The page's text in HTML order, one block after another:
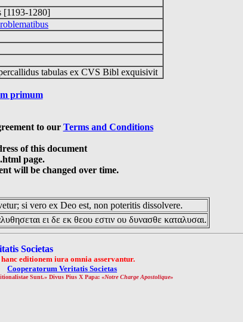
[1193-1280]
tabulas ex CVS Bibl exquisivit
primum
to our Terms and Conditions
of this document
page.
will be changed over time.
si vero ex Deo est, non poteritis dissolvere.
ει δε εκ θεου εστιν ου δυνασθε καταλυσαι.
Societas
editionem iura omnia asservantur.
Cooperatorum Veritatis Societas
Sunt.» Divus Pius X Papa: «Notre Charge Apostolique»